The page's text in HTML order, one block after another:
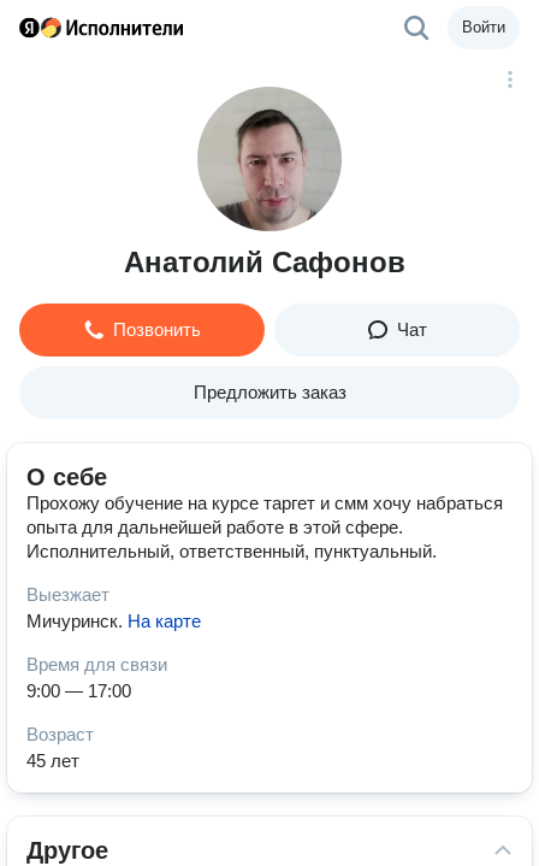
Войти
Анатолий Сафонов
Позвонить Чат
Предложить заказ
О себе
Прохожу обучение на курсе таргет и смм хочу набраться
опыта для дальнейшей работе в этой сфере.
Исполнительный, ответственный, пунктуальный.
Выезжает
Мичуринск. На карте
Время для связи
9:00 — 17:00
Возраст
45 лет
Другое